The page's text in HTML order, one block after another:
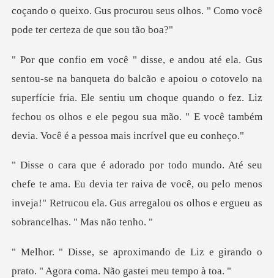
coçando
poiou o cotovelo na
superfície fria. Ele sentiu um choque quando o fez. Liz
fechou os olhos
Eu devia ter raiva de você, ou pelo menos
inveja!" Retrucou ela. G
de Liz e girando o
prato. " Agora c